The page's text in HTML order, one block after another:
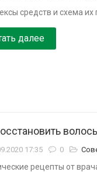
средств и схема их
далее
17:35 0
рецепты от